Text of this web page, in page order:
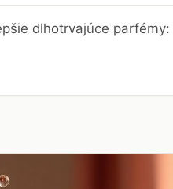
dlhotrvajúce